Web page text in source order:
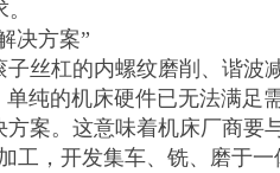
决方案”
丝杠的内螺纹磨削、谐
纯的机床硬件已无法满
案。这意味着机床厂商
工，开发集车、铣、磨于